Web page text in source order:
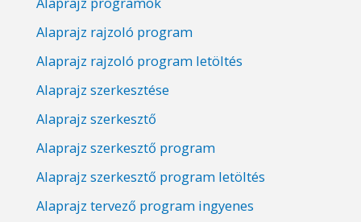
Alaprajz rajzoló program
Alaprajz rajzoló program letöltés
Alaprajz szerkesztése
Alaprajz szerkesztő
Alaprajz szerkesztő program
Alaprajz szerkesztő program letöltés
Alaprajz tervező program ingyenes